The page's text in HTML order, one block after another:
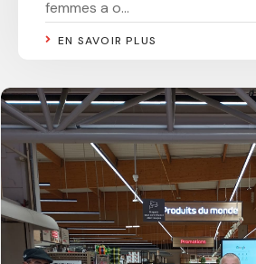
femmes a o...
EN SAVOIR PLUS